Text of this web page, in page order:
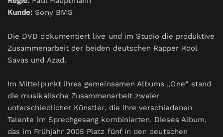
Kunde: Sony BMG
Die DVD dokumentiert live und im Studio die produktive
Zusammenarbeit der beiden deutschen Rapper Kool
Savas und Azad.
Im Mittelpunkt ihres gemeinsamen Albums „One“ stand
die musikalische Zusammenarbeit zweier
unterschiedlicher Künstler, die ihre verschiedenen
Talente im Sprechgesang kombinierten. Dieses Album,
das im Frühjahr 2005 Platz fünf in den deutschen